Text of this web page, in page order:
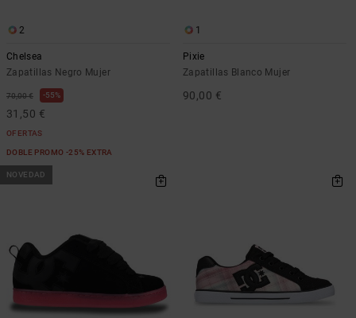
2
Chelsea
Zapatillas Negro Mujer
70,00 € 55%
31,50 €
OFERTAS
DOBLE PROMO -25% EXTRA
1
Pixie
Zapatillas Blanco Mujer
90,00 €
NOVEDAD